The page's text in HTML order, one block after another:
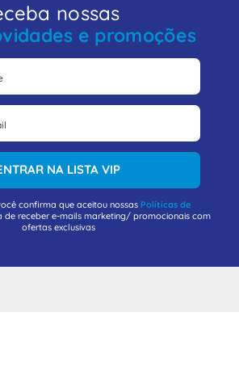
nossas
e promoções
NA LISTA VIP
confirma que aceitou nossas Políticas de
receber e-mails marketing/ promocionais com
ofertas exclusivas